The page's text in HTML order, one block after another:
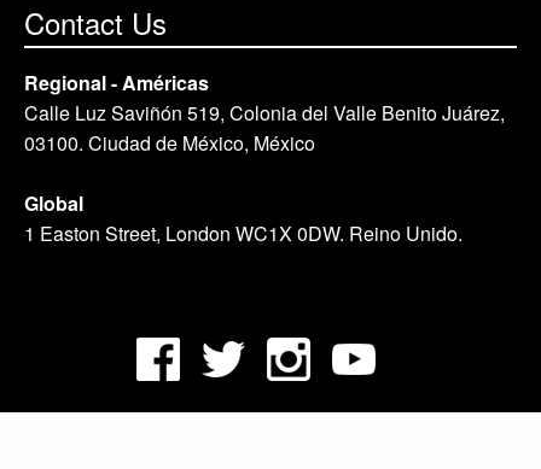
Contact Us
Regional - Américas
Calle Luz Saviñón 519, Colonia del Valle Benito Juárez,
03100. Ciudad de México, México
Global
1 Easton Street, London WC1X 0DW. Reino Unido.